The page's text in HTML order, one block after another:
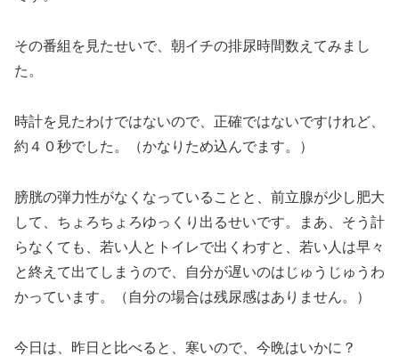
その番組を見たせいで、朝イチの排尿時間数えてみまし
た。
時計を見たわけではないので、正確ではないですけれど、
約４０秒でした。（かなりため込んでます。）
膀胱の弾力性がなくなっていることと、前立腺が少し肥大
して、ちょろちょろゆっくり出るせいです。まあ、そう計
らなくても、若い人とトイレで出くわすと、若い人は早々
と終えて出てしまうので、自分が遅いのはじゅうじゅうわ
かっています。（自分の場合は残尿感はありません。）
今日は、昨日と比べると、寒いので、今晩はいかに？